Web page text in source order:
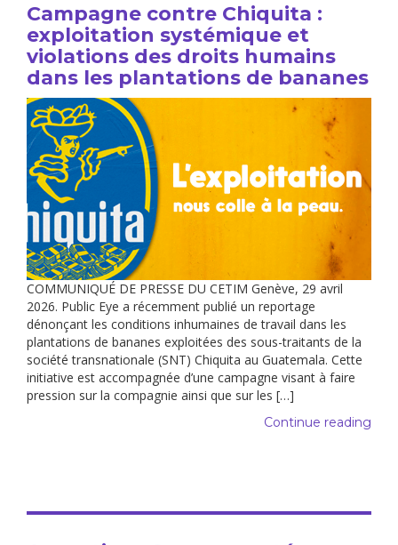
Campagne contre Chiquita :
exploitation systémique et
violations des droits humains
dans les plantations de bananes
COMMUNIQUÉ DE PRESSE DU CETIM Genève, 29 avril
2026. Public Eye a récemment publié un reportage
dénonçant les conditions inhumaines de travail dans les
plantations de bananes exploitées des sous-traitants de la
société transnationale (SNT) Chiquita au Guatemala. Cette
initiative est accompagnée d’une campagne visant à faire
pression sur la compagnie ainsi que sur les […]
Continue reading